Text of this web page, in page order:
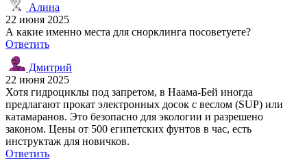
Алина
22 июня 2025
А какие именно места для снорклинга посоветуете?
Ответить
Дмитрий
22 июня 2025
Хотя гидроциклы под запретом, в Наама-Бей иногда
предлагают прокат электронных досок с веслом (SUP) или
катамаранов. Это безопасно для экологии и разрешено
законом. Цены от 500 египетских фунтов в час, есть
инструктаж для новичков.
Ответить